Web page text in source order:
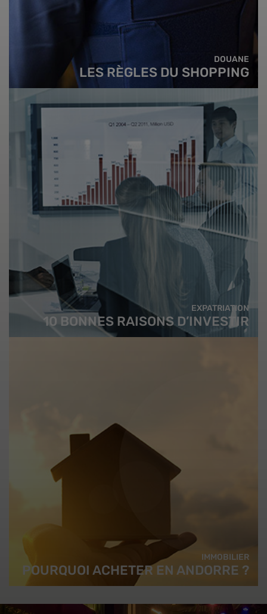
DOUANE
LES RÈGLES DU SHOPPING
EXPATRIATION
10 BONNES RAISONS D’INVESTIR
IMMOBILIER
POURQUOI ACHETER EN ANDORRE ?